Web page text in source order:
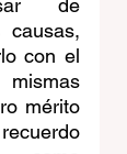
causas,
con el
mérito